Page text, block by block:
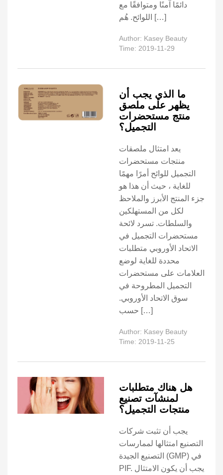
دائمًا آمنًا ومتوافقًا مع
اللوائح. هُم […]
Author: Kasey Beauty
Time: 2019-11-29
ما الذي يجب أن
يظهر على ملصق
منتج مستحضرات
التجميل؟
يعد امتثال ملصقات
منتجات مستحضرات
التجميل للوائح أمرًا مهمًا
للغاية ، حيث أن هذا هو
جزء المنتج الأبرز والملاحظ
لكل من المستهلكين
والسلطات. تسرد لائحة
مستحضرات التجميل في
الاتحاد الأوروبي متطلبات
محددة للغاية لوضع
العلامات على مستحضرات
التجميل المطروحة في
سوق الاتحاد الأوروبي.
حسب […]
Author: Kasey Beauty
Time: 2019-11-25
هل هناك متطلبات
لمنشآت تصنيع
منتجات التجميل؟
يجب أن تثبت شركات
التصنيع امتثالها لممارسات
التصنيع الجيدة (GMP) في
PIF. يجب أن يكون الامتثال